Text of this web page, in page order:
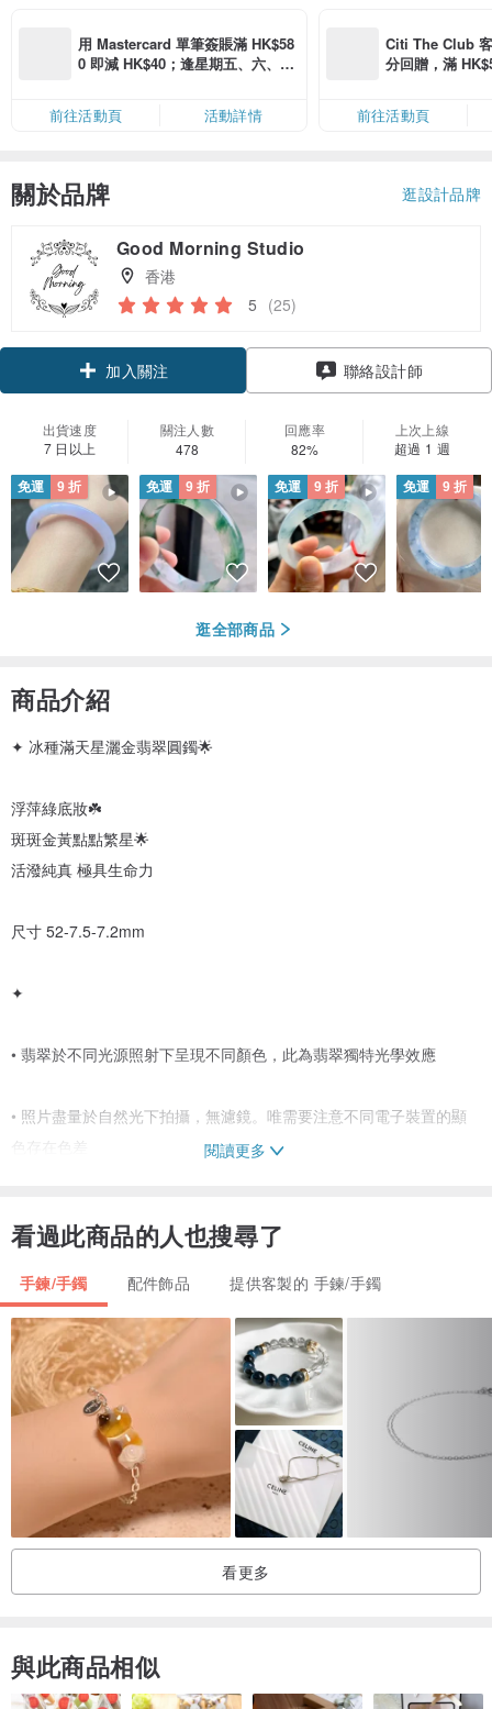
用 Mastercard 單筆簽賬滿 HK$58
0 即減 HK$40；逢星期五、六、日
卡」結帳）
前往活動頁 活動詳情
Citi The Club
分回贈，滿
前往活動頁
關於品牌 逛設計品牌
Good Morning Studio
香港
5 (25)
加入關注 聯絡設計師
出貨速度
7 日以上
關注人數
478
回應率
82%
上次上線
超過 1 週
免運 9 折 免運 9 折 免運 9 折 免運 9 折
逛全部商品
商品介紹
✦ 冰種滿天星灑金翡翠圓鐲🌟
浮萍綠底妝☘️
斑斑金黃點點繁星🌟
活潑純真 極具生命力
尺寸 52-7.5-7.2mm
✦
• 翡翠於不同光源照射下呈現不同顏色，此為翡翠獨特光學效應
• 照片盡量於自然光下拍攝，無濾鏡。唯需要注意不同電子裝置的顯
色存在色差
礦缺等等皆屬正常情況，並非瑕疵
• 可代辦香港翡翠玉石鑑定證書
• 一經付款不設退換貨品
• 大量貨品未能逐一拍攝，歡迎提供預算/喜好為你配對
閱讀更多
看過此商品的人也搜尋了
手鍊/手鐲 配件飾品 提供客製的 手鍊/手鐲
看更多
與此商品相似